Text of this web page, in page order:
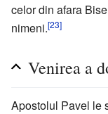
celor din afara
nimeni.[23]
Venirea a
Apostolul Pavel le